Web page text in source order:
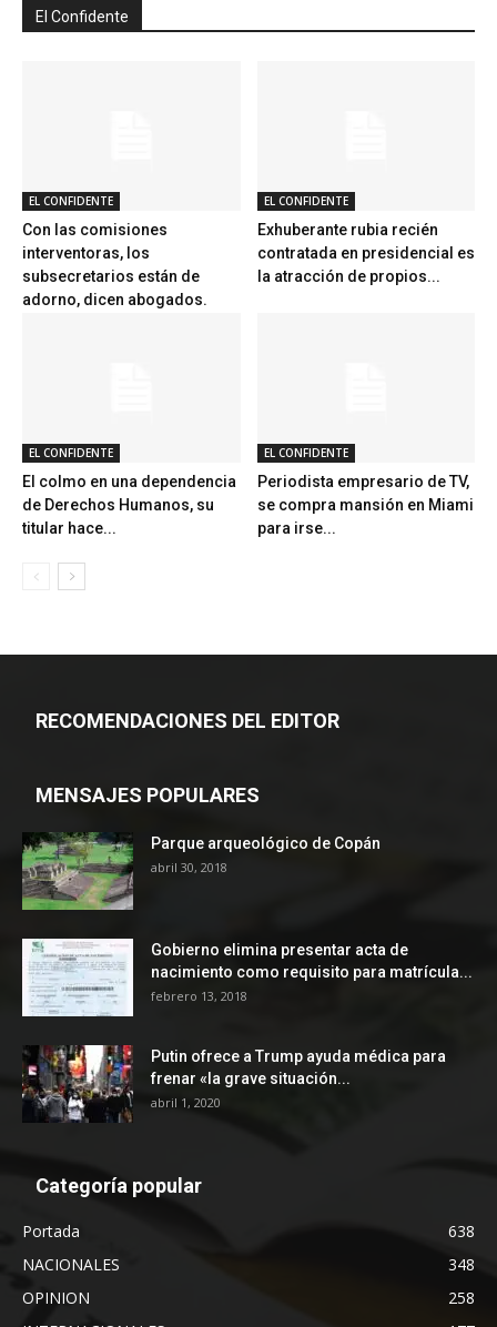
El Confidente
EL CONFIDENTE
Con las comisiones
interventoras, los
subsecretarios están de
adorno, dicen abogados.
EL CONFIDENTE
Exhuberante rubia recién
contratada en presidencial es
la atracción de propios...
EL CONFIDENTE
El colmo en una dependencia
de Derechos Humanos, su
titular hace...
EL CONFIDENTE
Periodista empresario de TV,
se compra mansión en Miami
para irse...
RECOMENDACIONES DEL EDITOR
MENSAJES POPULARES
Parque arqueológico de Copán
abril 30, 2018
Gobierno elimina presentar acta de
nacimiento como requisito para matrícula...
febrero 13, 2018
Putin ofrece a Trump ayuda médica para
frenar «la grave situación...
abril 1, 2020
Categoría popular
Portada
638
NACIONALES
348
OPINION
258